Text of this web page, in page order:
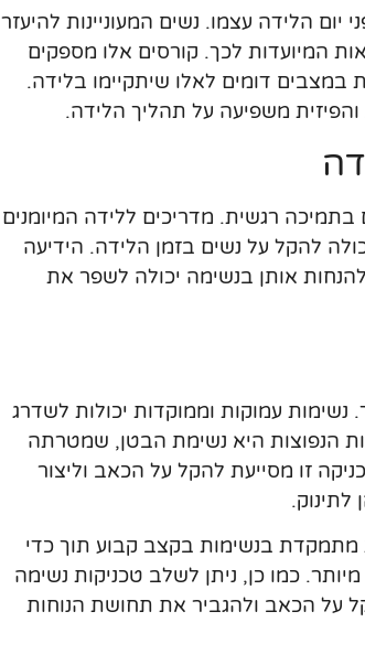
הלידה עצמו. נשים המעוניינות להיעזר
המיועדות לכך. קורסים אלו מספקים
במצבים דומים לאלו שיתקיימו בלידה.
משפיעה על תהליך הלידה.
רגשית. מדריכים ללידה המיומנים
להקל על נשים בזמן הלידה. הידיעה
אותן בנשימה יכולה לשפר את
עמוקות וממוקדות יכולות לשדרג
הנפוצות היא נשימת הבטן, שמטרתה
זו מסייעת להקל על הכאב וליצור
מתמקדת בנשימות בקצב קבוע תוך כדי
כמו כן, ניתן לשלב טכניקות נשימה
על הכאב ולהגביר את תחושת הנוחות